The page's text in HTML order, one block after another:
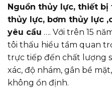
Nguồn thủy lực, thiết bị
thủy lực, bơm thủy lực
yêu cầu …. Với trên 15
tôi thấu hiểu tầm quan
trực tiếp đến chất lượng
xác, độ nhám, gắn bề
không ổn định.